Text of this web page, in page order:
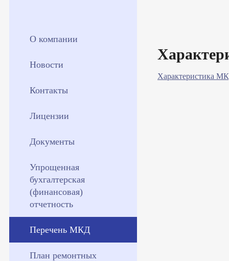
О компании
Новости
Контакты
Лицензии
Документы
Упрощенная
бухгалтерская
(финансовая)
отчетность
Перечень МКД
План ремонтных
Характеристика